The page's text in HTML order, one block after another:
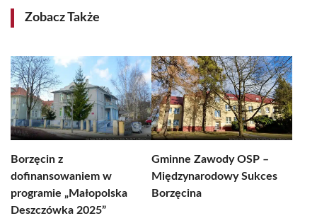
Zobacz Także
Borzęcin z
dofinansowaniem w
programie „Małopolska
Deszczówka 2025”
Gminne Zawody OSP –
Międzynarodowy Sukces
Borzęcina